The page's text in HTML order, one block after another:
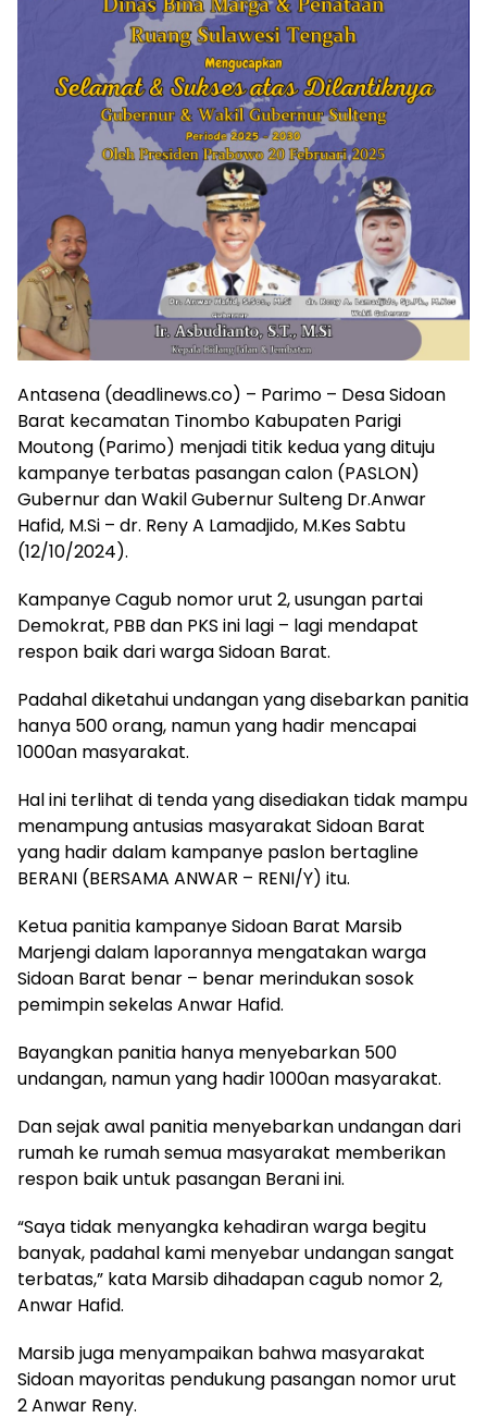
Antasena (deadlinews.co) – Parimo – Desa Sidoan
Barat kecamatan Tinombo Kabupaten Parigi
Moutong (Parimo) menjadi titik kedua yang dituju
kampanye terbatas pasangan calon (PASLON)
Gubernur dan Wakil Gubernur Sulteng Dr.Anwar
Hafid, M.Si – dr. Reny A Lamadjido, M.Kes Sabtu
(12/10/2024).
Kampanye Cagub nomor urut 2, usungan partai
Demokrat, PBB dan PKS ini lagi – lagi mendapat
respon baik dari warga Sidoan Barat.
Padahal diketahui undangan yang disebarkan panitia
hanya 500 orang, namun yang hadir mencapai
1000an masyarakat.
Hal ini terlihat di tenda yang disediakan tidak mampu
menampung antusias masyarakat Sidoan Barat
yang hadir dalam kampanye paslon bertagline
BERANI (BERSAMA ANWAR – RENI/Y) itu.
Ketua panitia kampanye Sidoan Barat Marsib
Marjengi dalam laporannya mengatakan warga
Sidoan Barat benar – benar merindukan sosok
pemimpin sekelas Anwar Hafid.
Bayangkan panitia hanya menyebarkan 500
undangan, namun yang hadir 1000an masyarakat.
Dan sejak awal panitia menyebarkan undangan dari
rumah ke rumah semua masyarakat memberikan
respon baik untuk pasangan Berani ini.
“Saya tidak menyangka kehadiran warga begitu
banyak, padahal kami menyebar undangan sangat
terbatas,” kata Marsib dihadapan cagub nomor 2,
Anwar Hafid.
Marsib juga menyampaikan bahwa masyarakat
Sidoan mayoritas pendukung pasangan nomor urut
2 Anwar Reny.